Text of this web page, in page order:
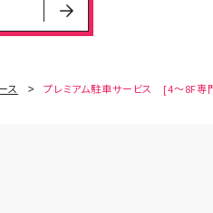
ス プレミアム駐車サービス [4～8F専